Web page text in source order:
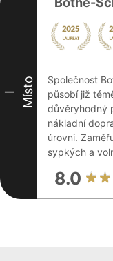
I Místo
Společnost
působí již
důvěryhodný
nákladní
úrovni.
sypkých a
8.0